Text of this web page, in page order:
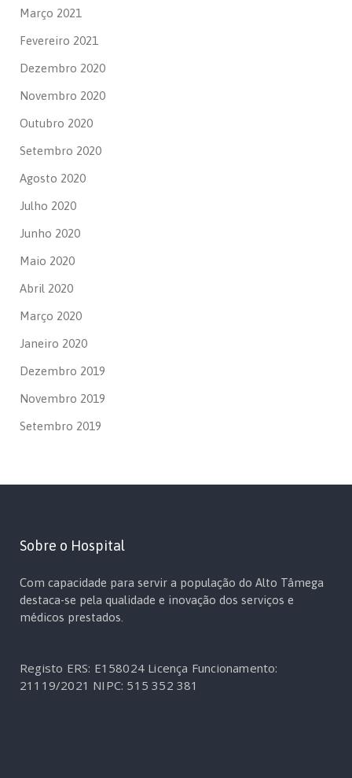
Março 2021
Fevereiro 2021
Dezembro 2020
Novembro 2020
Outubro 2020
Setembro 2020
Agosto 2020
Julho 2020
Junho 2020
Maio 2020
Abril 2020
Março 2020
Janeiro 2020
Dezembro 2019
Novembro 2019
Setembro 2019
Sobre o Hospital
Com capacidade para servir a população do Alto Tâmega
destaca-se pela qualidade e inovação dos serviços e
médicos prestados.
Registo ERS: E158024 Licença Funcionamento:
21119/2021 NIPC: 515 352 381